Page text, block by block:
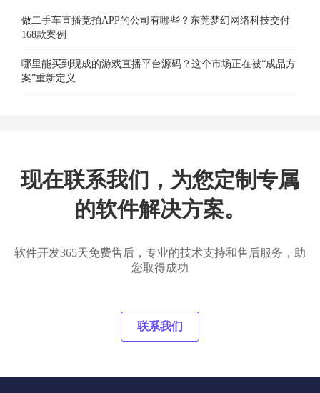
做二手车直播竞拍APP的公司有哪些？东莞梦幻网络科技交付
168款案例
哪里能买到现成的游戏直播平台源码？这个市场正在被“成品方
案”重新定义
现在联系我们，为您定制专属
的软件解决方案。
软件开发365天免费售后，专业的技术支持和售后服务，助
您取得成功
联系我们